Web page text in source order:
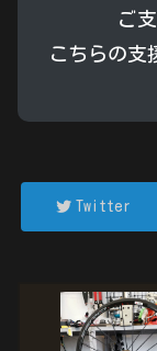
ご
こちらの支
Twitter